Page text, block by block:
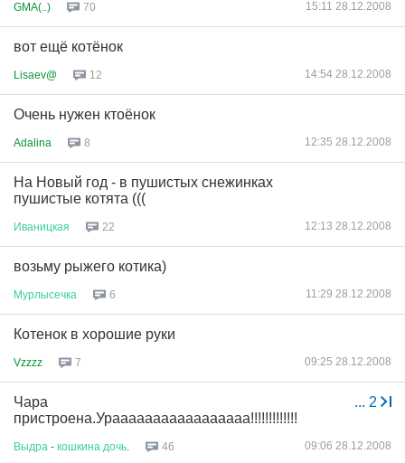
GMA(..) 70 15:11 28.12.2008
вот ещё котёнок
Lisaev@ 12 14:54 28.12.2008
Очень нужен ктоёнок
Adalina 8 12:35 28.12.2008
На Новый год - в пушистых снежинках
пушистые котята (((
Иваницкая 22 12:13 28.12.2008
возьму рыжего котика)
Мурлысечка 6 11:29 28.12.2008
Котенок в хорошие руки
Vzzzz 7 09:25 28.12.2008
... 2
Чара
пристроена.Урааааааааааааааааа!!!!!!!!!!!!!!!!!!!!!!!!
Выдра - кошкина дочь 46 09:06 28.12.2008